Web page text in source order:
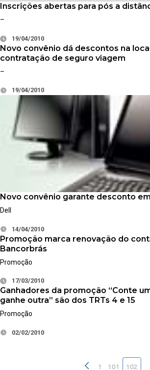
Inscrições abertas para pós a
–
19/04/2010
Novo convênio dá descontos na
contratação de seguro viagem
–
19/04/2010
Novo convênio garante desconto
Dell
14/04/2010
Promoção marca renovação do
Bancorbrás
Promoção
17/03/2010
Ganhadores da promoção “Conte
ganhe outra” são dos TRTs 4 e 15
Promoção
02/02/2010
1 101 102